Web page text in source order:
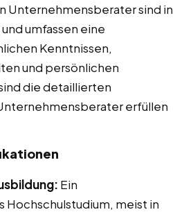
Unternehmensberater sind in
umfassen eine
Kenntnissen,
und persönlichen
die detaillierten
erfüllen
Ein
Hochschulstudium, meist in